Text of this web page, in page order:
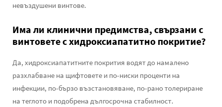
невъздушени винтове.
Има ли клинични предимства, свързани с
винтовете с хидроксиапатитно покритие?
Да, хидроксиапатитните покрития водят до намалено
разхлабване на щифтовете и по-ниски проценти на
инфекции, по-бързо възстановяване, по-рано толериране
на теглото и подобрена дългосрочна стабилност.